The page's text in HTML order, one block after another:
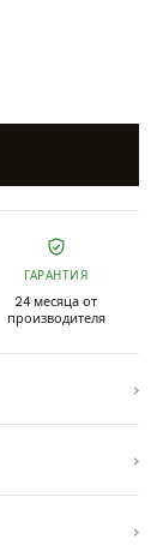
ГАРАНТИЯ
24 месяца от
производителя
›
›
›